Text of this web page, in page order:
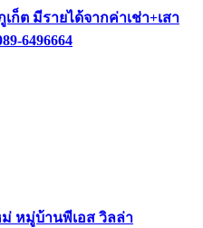
ก็ต มีรายได้จากค่าเช่า+เสา
6496664
หมู่บ้านพีเอส วิลล่า